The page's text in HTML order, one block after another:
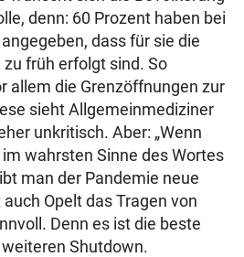
denn: 60 Prozent haben bei
dass für sie die
früh erfolgt sind. So
allem die Grenzöffnungen zur
sieht Allgemeinmediziner
unkritisch. Aber: „Wenn
wahrsten Sinne des Wortes
man der Pandemie neue
Opelt das Tragen von
Denn es ist die beste
Shutdown.